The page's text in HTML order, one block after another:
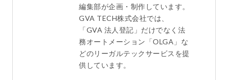
編集部が企画・制作しています。
GVA TECH株式会社では、
「GVA 法人登記」だけでなく法
務オートメーション「OLGA」な
どのリーガルテックサービスを提
供しています。